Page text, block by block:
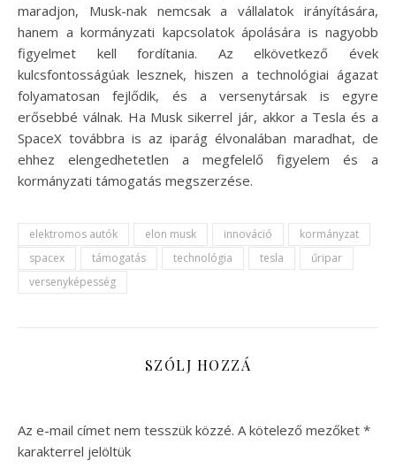
maradjon, Musk-nak nemcsak a vállalatok irányítására,
hanem a kormányzati kapcsolatok ápolására is nagyobb
figyelmet kell fordítania. Az elkövetkező évek
kulcsfontosságúak lesznek, hiszen a technológiai ágazat
folyamatosan fejlődik, és a versenytársak is egyre
erősebbé válnak. Ha Musk sikerrel jár, akkor a Tesla és a
SpaceX továbbra is az iparág élvonalában maradhat, de
ehhez elengedhetetlen a megfelelő figyelem és a
kormányzati támogatás megszerzése.
elektromos autók elon musk innováció
kormányzat
spacex
támogatás technológia tesla
űripar
versenyképesség
SZÓLJ HOZZÁ
Az e-mail címet nem tesszük közzé. A kötelező mezőket *
karakterrel jelöltük